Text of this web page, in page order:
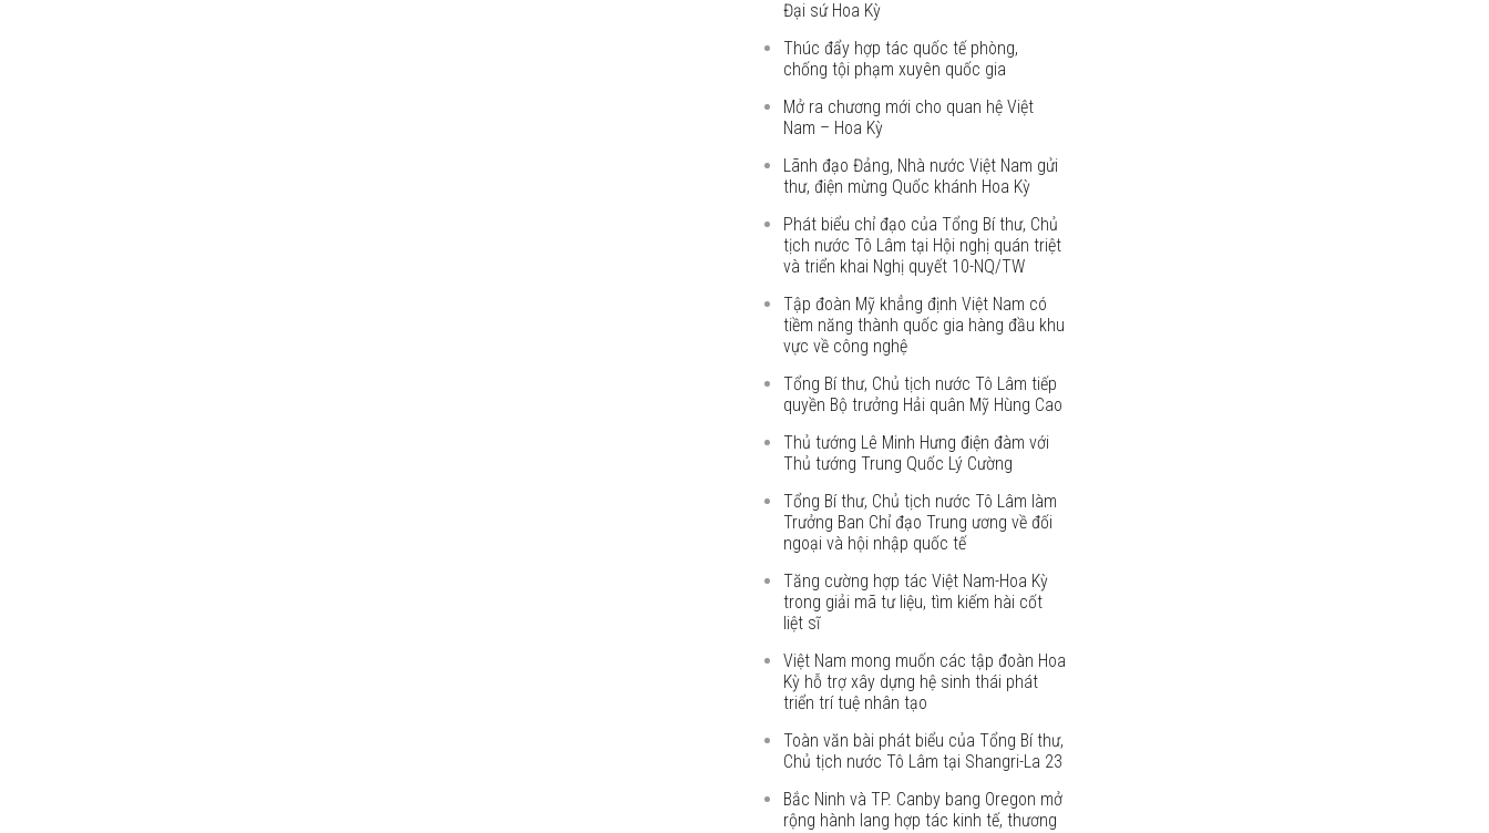
Đại sứ Hoa Kỳ
Thúc đẩy hợp tác quốc tế phòng,
chống tội phạm xuyên quốc gia
Mở ra chương mới cho quan hệ Việt
Nam – Hoa Kỳ
Lãnh đạo Đảng, Nhà nước Việt Nam gửi
thư, điện mừng Quốc khánh Hoa Kỳ
Phát biểu chỉ đạo của Tổng Bí thư, Chủ
tịch nước Tô Lâm tại Hội nghị quán triệt
và triển khai Nghị quyết 10-NQ/TW
Tập đoàn Mỹ khẳng định Việt Nam có
tiềm năng thành quốc gia hàng đầu khu
vực về công nghệ
Tổng Bí thư, Chủ tịch nước Tô Lâm tiếp
quyền Bộ trưởng Hải quân Mỹ Hùng Cao
Thủ tướng Lê Minh Hưng điện đàm với
Thủ tướng Trung Quốc Lý Cường
Tổng Bí thư, Chủ tịch nước Tô Lâm làm
Trưởng Ban Chỉ đạo Trung ương về đối
ngoại và hội nhập quốc tế
Tăng cường hợp tác Việt Nam-Hoa Kỳ
trong giải mã tư liệu, tìm kiếm hài cốt
liệt sĩ
Việt Nam mong muốn các tập đoàn Hoa
Kỳ hỗ trợ xây dựng hệ sinh thái phát
triển trí tuệ nhân tạo
Toàn văn bài phát biểu của Tổng Bí thư,
Chủ tịch nước Tô Lâm tại Shangri-La 23
Bắc Ninh và TP. Canby bang Oregon mở
rộng hành lang hợp tác kinh tế, thương